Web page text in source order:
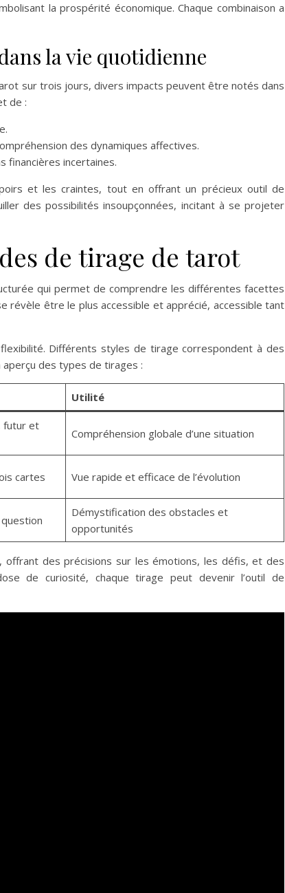
la prospérité économique. Chaque combinaison a
la vie quotidienne
sur trois jours, divers impacts peuvent être notés dans
de :
des dynamiques affectives.
financières incertaines.
et les craintes, tout en offrant un précieux outil de
des possibilités insoupçonnées, incitant à se projeter
de tirage de tarot
qui permet de comprendre les différentes facettes
révèle être le plus accessible et apprécié, accessible tant
flexibilité. Différents styles de tirage correspondent à des
des types de tirages :
Utilité
futur et
Compréhension globale d’une situation
cartes Vue rapide et efficace de l’évolution
Démystification des obstacles et
opportunités
offrant des précisions sur les émotions, les défis, et des
de curiosité, chaque tirage peut devenir l’outil de